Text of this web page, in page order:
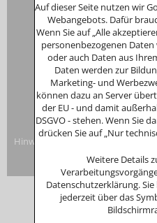
Inhaberin
94157
Tel. 0049
Fax: 0049
Internet:
eMail:
USt-ID: DE
St.Nr.:
Impressum &
Hinweise zur
nicht an
Auf dieser Seite nutzen wir
Webangebots. Dafür
Wenn Sie auf „Alle
personenbezogenen
oder auch Daten aus
Daten werden zur
Marketing- und
können dazu an Server
der EU - und damit
DSGVO - stehen. Wenn Sie
drücken Sie auf „Nur
Weitere Details
Datenschutzerklärung.
jederzeit über das